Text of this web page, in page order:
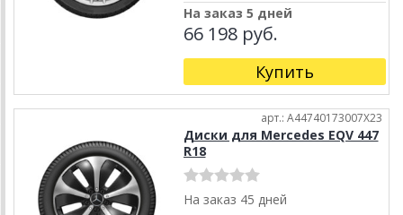
На заказ 5 дней
66 198 руб.
Купить
арт.: A44740173007X23
Диски для Mercedes EQV 447
R18
На заказ 45 дней